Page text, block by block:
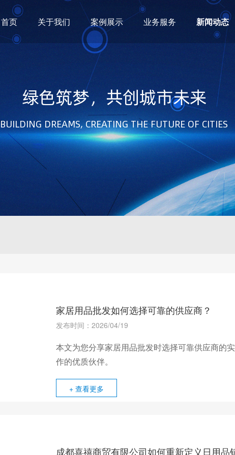
首页 关于我们 案例展示 业务服务 新闻动态
绿色筑梦，共创城市未来
BUILDING DREAMS, CREATING THE FUTURE OF CITIES
家居用品批发如何选择可靠的供应商？
发布时间：2026/04/19
本文为您分享家居用品批发时选择可靠供应商的
作的优质伙伴。
+ 查看更多
成都喜禧商贸有限公司如何重新定义日用品